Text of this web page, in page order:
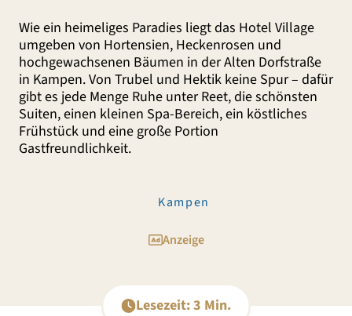
Wie ein heimeliges Paradies liegt das Hotel Village
umgeben von Hortensien, Heckenrosen und
hochgewachsenen Bäumen in der Alten Dorfstraße
in Kampen. Von Trubel und Hektik keine Spur – dafür
gibt es jede Menge Ruhe unter Reet, die schönsten
Suiten, einen kleinen Spa-Bereich, ein köstliches
Frühstück und eine große Portion
Gastfreundlichkeit.
Kampen
Anzeige
Lesezeit: 3 Min.